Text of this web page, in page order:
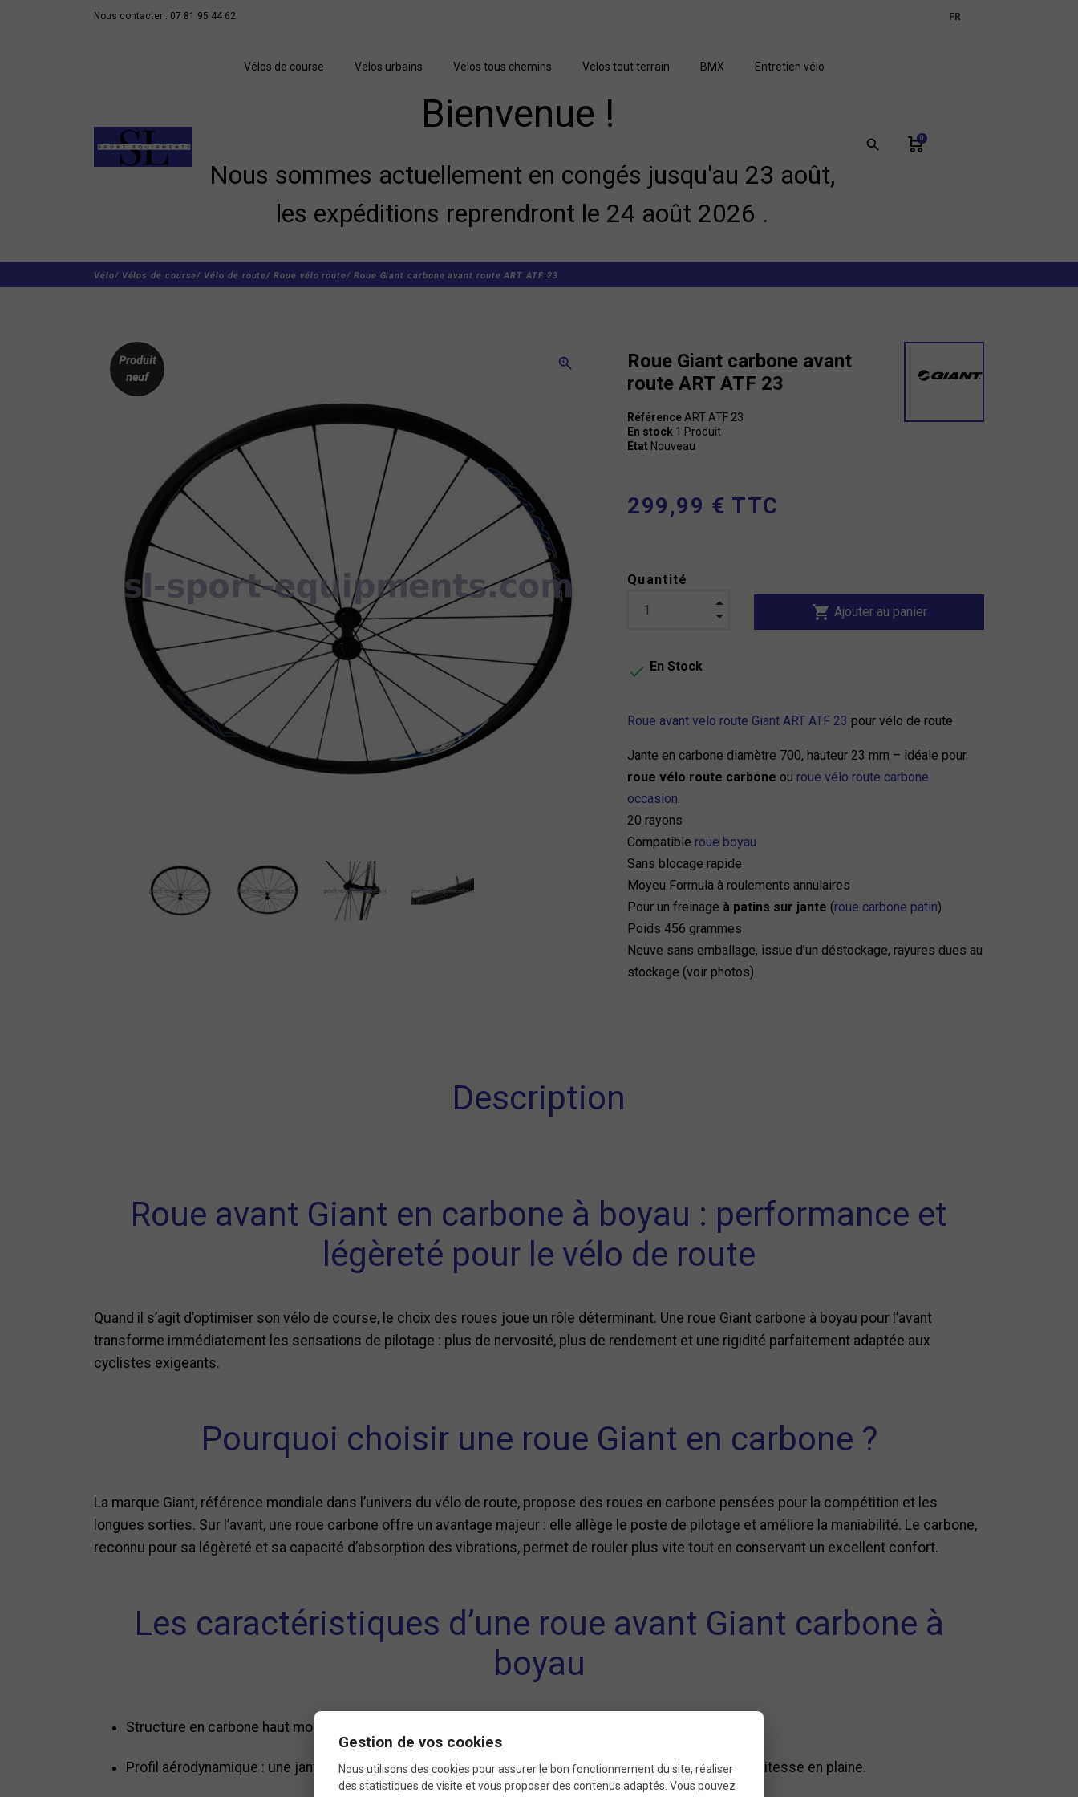
Nous contacter : 07 81 95 44 62
FR
Vélos de course Velos urbains Velos tous chemins Velos tout terrain BMX Entretien vélo
Bienvenue !
Nous sommes actuellement en congés jusqu'au 23 août,
les expéditions reprendront le 24 août 2026 .
search 0
Vélo/ Vélos de course/ Vélo de route/ Roue vélo route/ Roue Giant carbone avant route ART ATF 23
zoom_in
Produit
neuf
Roue Giant carbone avant
route ART ATF 23
Référence ART ATF 23
En stock 1 Produit
Etat Nouveau
299,99 € TTC
Quantité
shopping_cart Ajouter au panier
 En Stock
Roue avant velo route Giant ART ATF 23 pour vélo de route
Jante en carbone diamètre 700, hauteur 23 mm – idéale pour
roue vélo route carbone ou roue vélo route carbone
occasion.
20 rayons
Compatible roue boyau
Sans blocage rapide
Moyeu Formula à roulements annulaires
Pour un freinage à patins sur jante (roue carbone patin)
Poids 456 grammes
Neuve sans emballage, issue d’un déstockage, rayures dues au
stockage (voir photos)
Description
Roue avant Giant en carbone à boyau : performance et
légèreté pour le vélo de route
Quand il s’agit d’optimiser son vélo de course, le choix des roues joue un rôle déterminant. Une roue Giant carbone à boyau pour l’avant
transforme immédiatement les sensations de pilotage : plus de nervosité, plus de rendement et une rigidité parfaitement adaptée aux
cyclistes exigeants.
Pourquoi choisir une roue Giant en carbone ?
La marque Giant, référence mondiale dans l’univers du vélo de route, propose des roues en carbone pensées pour la compétition et les
longues sorties. Sur l’avant, une roue carbone offre un avantage majeur : elle allège le poste de pilotage et améliore la maniabilité. Le carbone,
reconnu pour sa légèreté et sa capacité d’absorption des vibrations, permet de rouler plus vite tout en conservant un excellent confort.
Les caractéristiques d’une roue avant Giant carbone à
boyau
Structure en carbone haut module : rigidité maximale pour un transfert de puissance sans perte.
Profil aérodynamique : une jante haute (souvent entre 40 et 55 mm) qui réduit la traînée et favorise la vitesse en plaine.
Gestion de vos cookies
Nous utilisons des cookies pour assurer le bon fonctionnement du site, réaliser
des statistiques de visite et vous proposer des contenus adaptés. Vous pouvez